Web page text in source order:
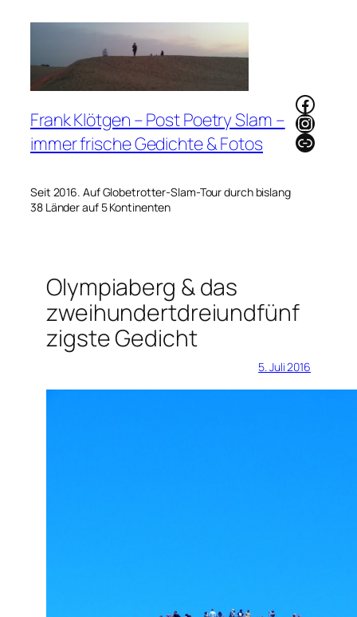
Frank Klötgen – Post Poetry Slam –
immer frische Gedichte & Fotos
Seit 2016. Auf Globetrotter-Slam-Tour durch bislang
38 Länder auf 5 Kontinenten
Link
Olympiaberg & das
zweihundertdreiundfünf
zigste Gedicht
5. Juli 2016